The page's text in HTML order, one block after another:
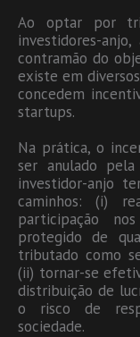
Ao optar por
investidores-
contramão do
existe em
concedem
startups.
Na prática, o
ser anulado
investidor-anjo
caminhos: (i)
participação
protegido de
tributado como
(ii) tornar-se
distribuição de
o risco de
sociedade.